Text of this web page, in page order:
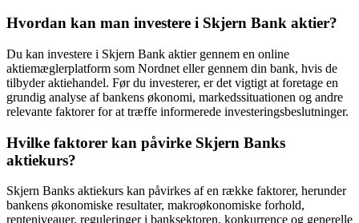
Hvordan kan man investere i Skjern Bank aktier?
Du kan investere i Skjern Bank aktier gennem en online
aktiemæglerplatform som Nordnet eller gennem din bank, hvis de
tilbyder aktiehandel. Før du investerer, er det vigtigt at foretage en
grundig analyse af bankens økonomi, markedssituationen og andre
relevante faktorer for at træffe informerede investeringsbeslutninger.
Hvilke faktorer kan påvirke Skjern Banks
aktiekurs?
Skjern Banks aktiekurs kan påvirkes af en række faktorer, herunder
bankens økonomiske resultater, makroøkonomiske forhold,
renteniveauer, reguleringer i banksektoren, konkurrence og generelle